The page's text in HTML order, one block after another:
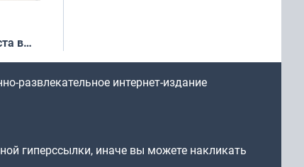
в
развлекательное интернет-издание
гиперссылки, иначе вы можете накликать